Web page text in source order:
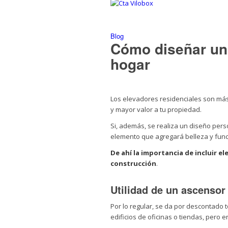
Blog
Cómo diseñar
hogar
Los elevadores residenciales son
y mayor valor a tu propiedad.
Si, además, se realiza un diseño
elemento que agregará belleza y
De ahí la importancia de incluir
construcción.
Utilidad de un
Por lo regular, se da por descontado
edificios de oficinas o tiendas, pero